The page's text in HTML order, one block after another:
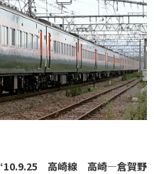
‘10.9.25 高崎線 高崎―倉賀野